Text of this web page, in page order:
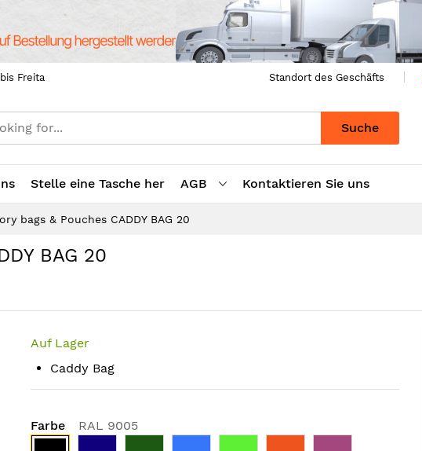
Freita Standort des Geschäfts
Suche
Stelle eine Tasche her AGB Kontaktieren Sie uns
bags & Pouches CADDY BAG 20
BAG 20
Auf Lager
Caddy Bag
Farbe RAL 9005